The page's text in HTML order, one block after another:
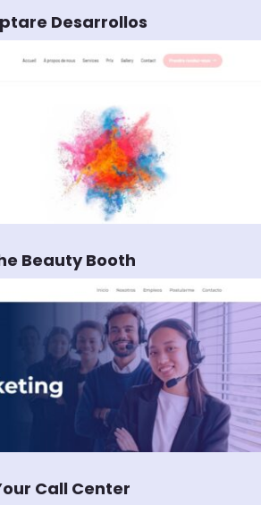
Desarrollos
Beauty Booth
Call Center